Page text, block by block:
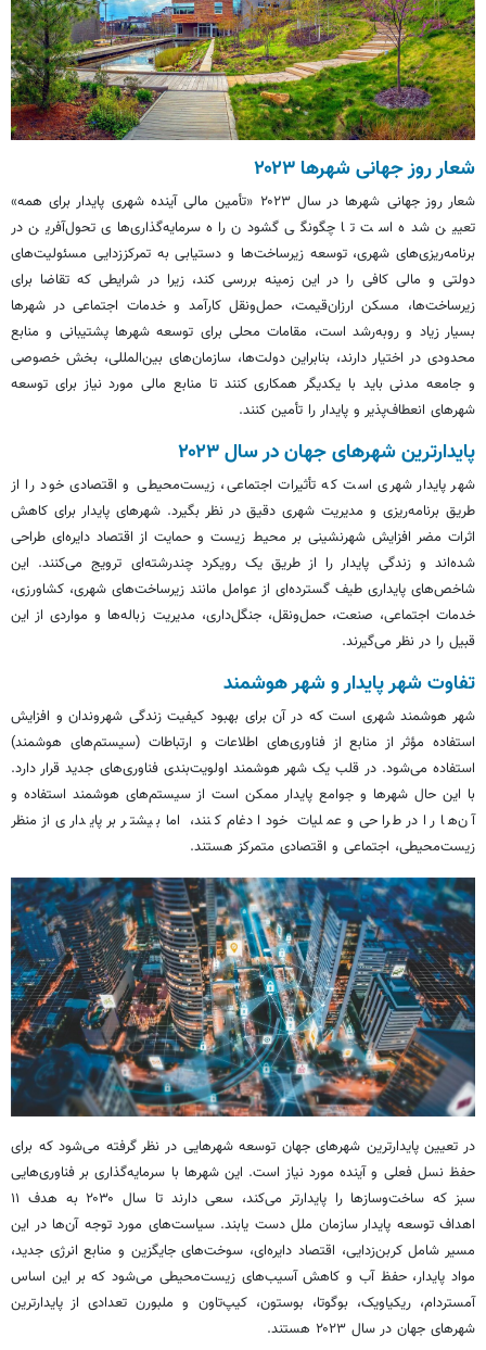
شعار روز جهانی شهرها ۲۰۲۳
شعار روز جهانی شهرها در سال ۲۰۲۳ «تأمین مالی آینده شهری پایدار برای همه»
تعیین شده است تا چگونگی گشودن راه سرمایه‌گذاری‌های تحول‌آفرین در
برنامه‌ریزی‌های شهری، توسعه زیرساخت‌ها و دستیابی به تمرکززدایی مسئولیت‌های
دولتی و مالی کافی را در این زمینه بررسی کند، زیرا در شرایطی که تقاضا برای
زیرساخت‌ها، مسکن ارزان‌قیمت، حمل‌ونقل کارآمد و خدمات اجتماعی در شهرها
بسیار زیاد و روبه‌رشد است، مقامات محلی برای توسعه شهرها پشتیبانی و منابع
محدودی در اختیار دارند، بنابراین دولت‌ها، سازمان‌های بین‌المللی، بخش خصوصی
و جامعه مدنی باید با یکدیگر همکاری کنند تا منابع مالی مورد نیاز برای توسعه
شهرهای انعطاف‌پذیر و پایدار را تأمین کنند.
پایدارترین شهرهای جهان در سال ۲۰۲۳
شهر پایدار شهری است که تأثیرات اجتماعی، زیست‌محیطی و اقتصادی خود را از
طریق برنامه‌ریزی و مدیریت شهری دقیق در نظر بگیرد. شهرهای پایدار برای کاهش
اثرات مضر افزایش شهرنشینی بر محیط زیست و حمایت از اقتصاد دایره‌ای طراحی
شده‌اند و زندگی پایدار را از طریق یک رویکرد چندرشته‌ای ترویج می‌کنند. این
شاخص‌های پایداری طیف گسترده‌ای از عوامل مانند زیرساخت‌های شهری، کشاورزی،
خدمات اجتماعی، صنعت، حمل‌ونقل، جنگل‌داری، مدیریت زباله‌ها و مواردی از این
قبیل را در نظر می‌گیرند.
تفاوت شهر پایدار و شهر هوشمند
شهر هوشمند شهری است که در آن برای بهبود کیفیت زندگی شهروندان و افزایش
استفاده مؤثر از منابع از فناوری‌های اطلاعات و ارتباطات (سیستم‌های هوشمند)
استفاده می‌شود. در قلب یک شهر هوشمند اولویت‌بندی فناوری‌های جدید قرار دارد.
با این حال شهرها و جوامع پایدار ممکن است از سیستم‌های هوشمند استفاده و
آن‌ها را در طراحی و عملیات خود ادغام کنند، اما بیشتر بر پایداری از منظر
زیست‌محیطی، اجتماعی و اقتصادی متمرکز هستند.
در تعیین پایدارترین شهرهای جهان توسعه شهرهایی در نظر گرفته می‌شود که برای
حفظ نسل فعلی و آینده مورد نیاز است. این شهرها با سرمایه‌گذاری بر فناوری‌هایی
سبز که ساخت‌وسازها را پایدارتر می‌کند، سعی دارند تا سال ۲۰۳۰ به هدف ۱۱
اهداف توسعه پایدار سازمان ملل دست یابند. سیاست‌های مورد توجه آن‌ها در این
مسیر شامل کربن‌زدایی، اقتصاد دایره‌ای، سوخت‌های جایگزین و منابع انرژی جدید،
مواد پایدار، حفظ آب و کاهش آسیب‌های زیست‌محیطی می‌شود که بر این اساس
آمستردام،ریکیاویک، بوگوتا، بوستون، کیپ‌تاون و ملبورن تعدادی از پایدارترین
شهرهای جهان در سال ۲۰۲۳ هستند.